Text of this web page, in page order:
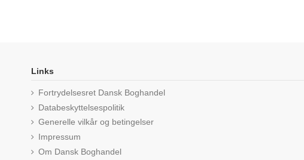
Links
Fortrydelsesret Dansk Boghandel
Databeskyttelsespolitik
Generelle vilkår og betingelser
Impressum
Om Dansk Boghandel